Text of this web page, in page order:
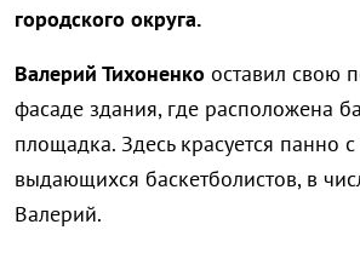
городского округа.
Валерий Тихоненко оставил свою
фасаде здания, где расположена
площадка. Здесь красуется панно
выдающихся баскетболистов, в
Валерий.